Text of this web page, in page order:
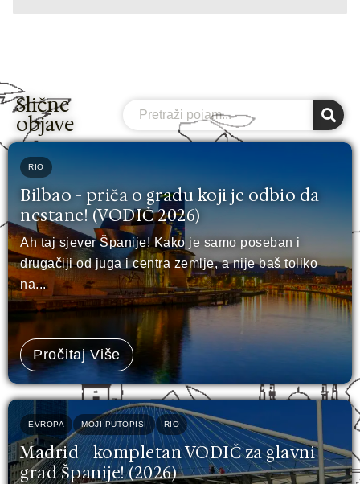
Slične
objave
Search
RIO
Bilbao - priča o gradu koji je odbio da
nestane! (VODIČ 2026)
Ah taj sjever Španije! Kako je samo poseban i
drugačiji od juga i centra zemlje, a nije baš toliko
na...
Pročitaj Više
EVROPA MOJI PUTOPISI RIO
Madrid - kompletan VODIČ za glavni
grad Španije! (2026)